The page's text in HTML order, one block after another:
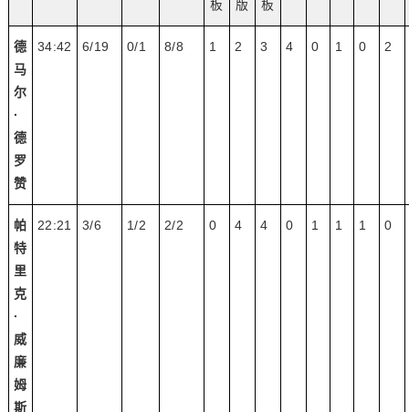
板
版
板
德
马
尔
·
德
罗
赞
34:42 6/19 0/1 8/8 1 2 3 4 0 1 0 2
帕
特
里
克
·
威
廉
姆
斯
22:21 3/6 1/2 2/2 0 4 4 0 1 1 1 0